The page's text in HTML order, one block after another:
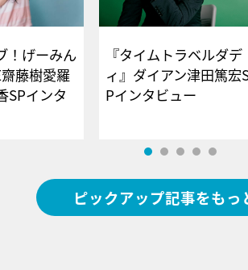
！げーみん
藤樹愛羅
SPインタ
『タイムトラベルダデ
ィ』ダイアン津田篤宏
Pインタビュー
ピックアップ記事をもっ